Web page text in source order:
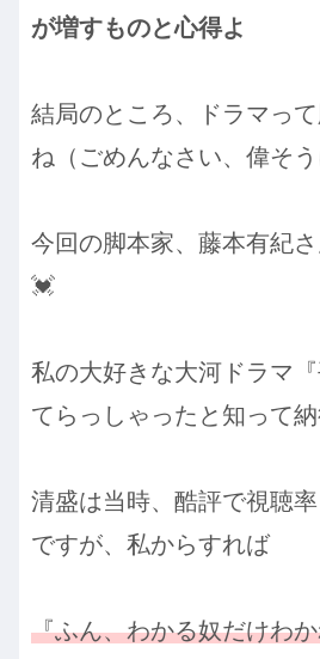
が増すものと心得よ
結局のところ、ドラマっ
ね（ごめんなさい、偉そう
今回の脚本家、藤本有紀
💓
私の大好きな大河ドラマ
てらっしゃったと知って納
清盛は当時、酷評で視聴
ですが、私からすれば
『ふん、わかる奴だけわ